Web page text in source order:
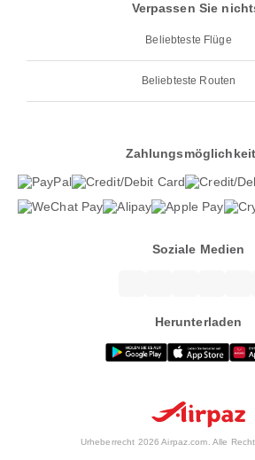
Verpassen Sie
Beliebteste Flüge
Beliebteste Routen
Soziale Medien
Herunterladen
Urheberrecht 2026 Airpaz.com. Alle